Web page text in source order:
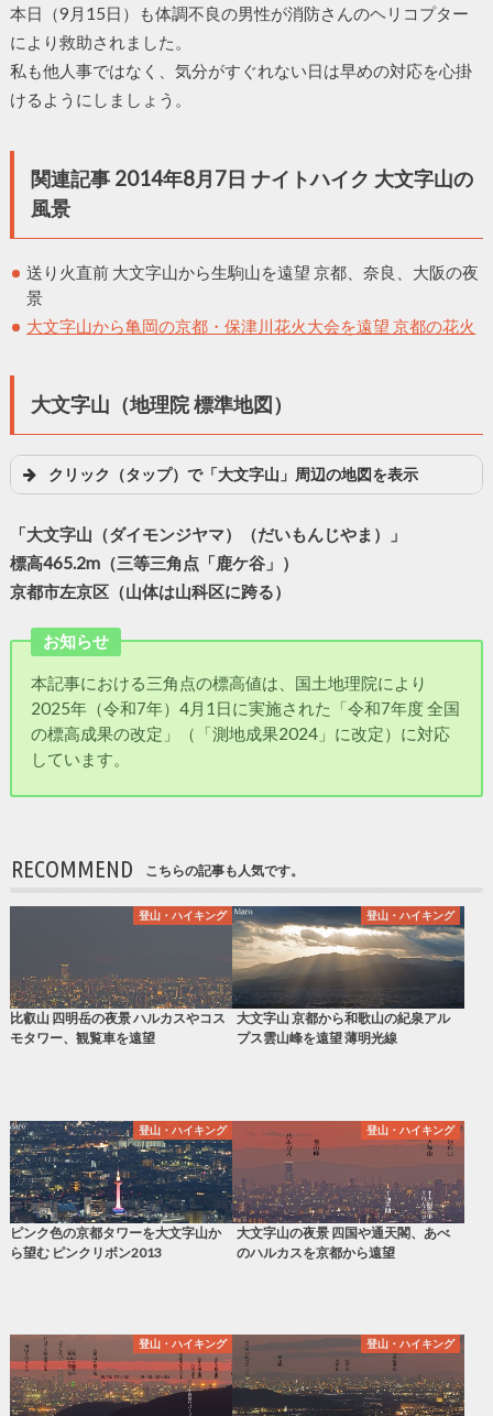
本日（9月15日）も体調不良の男性が消防さんのヘリコプター
により救助されました。
私も他人事ではなく、気分がすぐれない日は早めの対応を心掛
けるようにしましょう。
関連記事 2014年8月7日 ナイトハイク 大文字山の
風景
送り火直前 大文字山から生駒山を遠望 京都、奈良、大阪の夜
景
大文字山から亀岡の京都・保津川花火大会を遠望 京都の花火
大文字山（地理院 標準地図）
クリック（タップ）で「大文字山」周辺の地図を表示
「大文字山（ダイモンジヤマ）（だいもんじやま）」
標高465.2m（三等三角点「鹿ケ谷」）
京都市左京区（山体は山科区に跨る）
お知らせ
本記事における三角点の標高値は、国土地理院により
2025年（令和7年）4月1日に実施された「令和7年度 全国
の標高成果の改定」（「測地成果2024」に改定）に対応
しています。
RECOMMEND こちらの記事も人気です。
登山・ハイキング
比叡山 四明岳の夜景 ハルカスやコス
モタワー、観覧車を遠望
登山・ハイキング
大文字山 京都から和歌山の紀泉アル
プス雲山峰を遠望 薄明光線
登山・ハイキング
ピンク色の京都タワーを大文字山か
ら望む ピンクリボン2013
登山・ハイキング
大文字山の夜景 四国や通天閣、あべ
のハルカスを京都から遠望
登山・ハイキング 登山・ハイキング